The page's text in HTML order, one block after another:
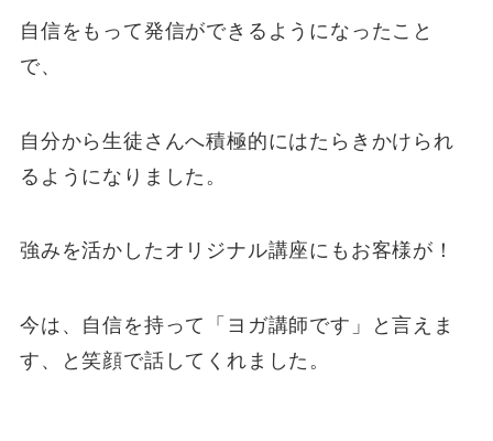
自信をもって発信ができるようになったこと
で、
自分から生徒さんへ積極的にはたらきかけられ
るようになりました。
強みを活かしたオリジナル講座にもお客様が！
今は、自信を持って「ヨガ講師です」と言えま
す、と笑顔で話してくれました。